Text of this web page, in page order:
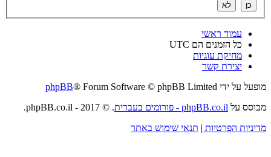
עמוד ראשי
כל הזמנים הם UTC
מחיקת עוגיות
יצירת קשר
מופעל על ידי
phpBB® Forum Software © phpBB Limited
מבוסס על phpBB.co.il - פורומים בעברית
. © 2017 - phpBB.co.il.
מדיניות הפרטיות | תנאי שימוש באתר